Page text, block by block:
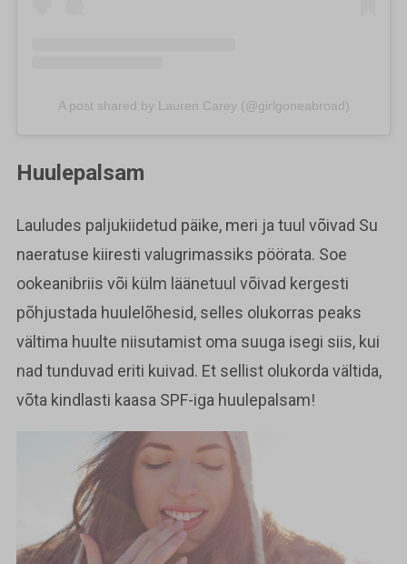
A post shared by Lauren Carey (@girlgoneabroad)
Huulepalsam
Lauludes paljukiidetud päike, meri ja tuul võivad Su
naeratuse kiiresti valugrimassiks pöörata. Soe
ookeanibriis või külm läänetuul võivad kergesti
põhjustada huulelõhesid, selles olukorras peaks
vältima huulte niisutamist oma suuga isegi siis, kui
nad tunduvad eriti kuivad. Et sellist olukorda vältida,
võta kindlasti kaasa SPF-iga huulepalsam!